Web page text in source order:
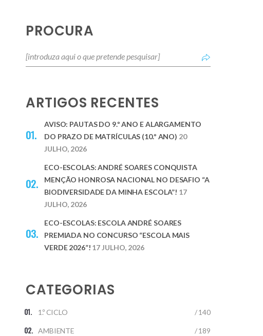
PROCURA
ARTIGOS RECENTES
AVISO: PAUTAS DO 9.º ANO E ALARGAMENTO
DO PRAZO DE MATRÍCULAS (10.º ANO) 20
JULHO, 2026
ECO-ESCOLAS: ANDRÉ SOARES CONQUISTA
MENÇÃO HONROSA NACIONAL NO DESAFIO “A
BIODIVERSIDADE DA MINHA ESCOLA”! 17
JULHO, 2026
ECO-ESCOLAS: ESCOLA ANDRÉ SOARES
PREMIADA NO CONCURSO “ESCOLA MAIS
VERDE 2026”! 17 JULHO, 2026
CATEGORIAS
1.º CICLO / 140
AMBIENTE / 189